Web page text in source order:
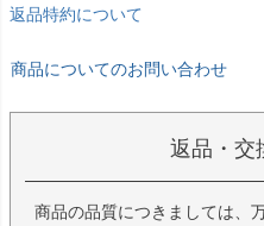
返品特約について
商品についてのお問い合わせ
返品・交
商品の品質につきましては、